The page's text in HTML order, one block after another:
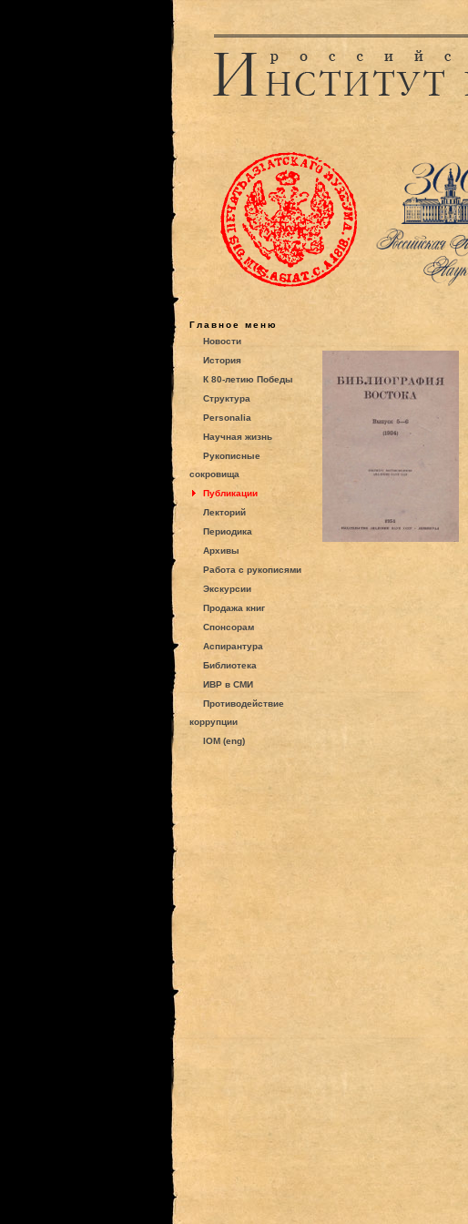
Главное меню
Новости
История
К 80-летию Победы
Структура
Personalia
Научная жизнь
Рукописные
сокровища
Публикации
Лекторий
Периодика
Архивы
Работа с рукописями
Экскурсии
Продажа книг
Спонсорам
Аспирантура
Библиотека
ИВР в СМИ
Противодействие
коррупции
IOM (eng)